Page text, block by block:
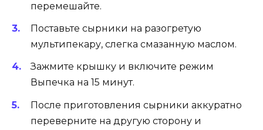
перемешайте.
Поставьте сырники на разогретую
мультипекару, слегка смазанную маслом.
Зажмите крышку и включите режим
Выпечка на 15 минут.
После приготовления сырники аккуратно
переверните на другую сторону и